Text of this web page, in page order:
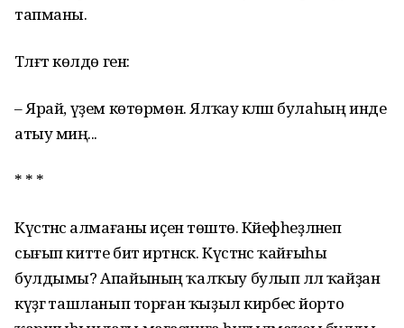
тапманы.
Тәлғәт көлдө генә:
– Ярай, үҙем көтөрмөн. Ялҡау кәләш булаһың инде
атыу миңә...
* * *
Күстәнәс алмағаны иҫенә төштө. Кәйефһеҙләнеп
сығып китте бит иртәнсәк. Күстәнәс ҡайғыһы
булдымы? Апайының ҡалҡыу булып әллә ҡайҙан
күҙгә ташланып торған ҡыҙыл кирбес йорто